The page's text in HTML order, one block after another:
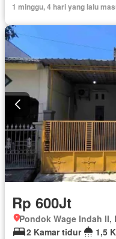
1 minggu, 4 hari yang lalu
Rp 600Jt
2 Kamar tidur
1,5